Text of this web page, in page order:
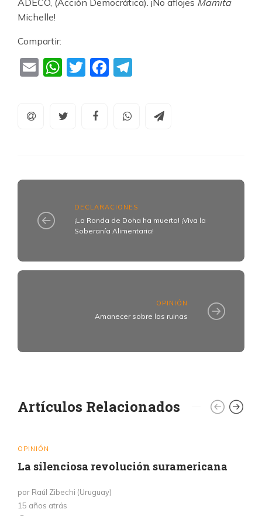
ADECO, (Acción Democrática). ¡No aflojes Mamita
Michelle!
Compartir:
EmailWhatsApp
TwitterFacebook
DECLARACIONES
¡La Ronda de Doha ha muerto! ¡Viva la
Soberanía Alimentaria!
OPINIÓN
Amanecer sobre las ruinas
Artículos Relacionados
OPINIÓN
La silenciosa revolución suramericana
por Raúl Zibechi (Uruguay)
15 años atrás